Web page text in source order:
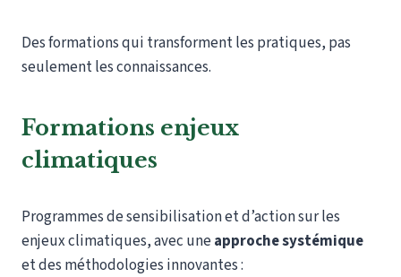
Des formations qui transforment les pratiques, pas
seulement les connaissances.
Formations enjeux
climatiques
Programmes de sensibilisation et d’action sur les
enjeux climatiques, avec uneapproche systémique
et des méthodologies innovantes :